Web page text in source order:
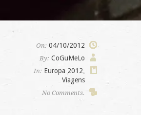
On: 04/10/2012
By: CoGuMeLo
In: Europa 2012
Viagens
No Comments.